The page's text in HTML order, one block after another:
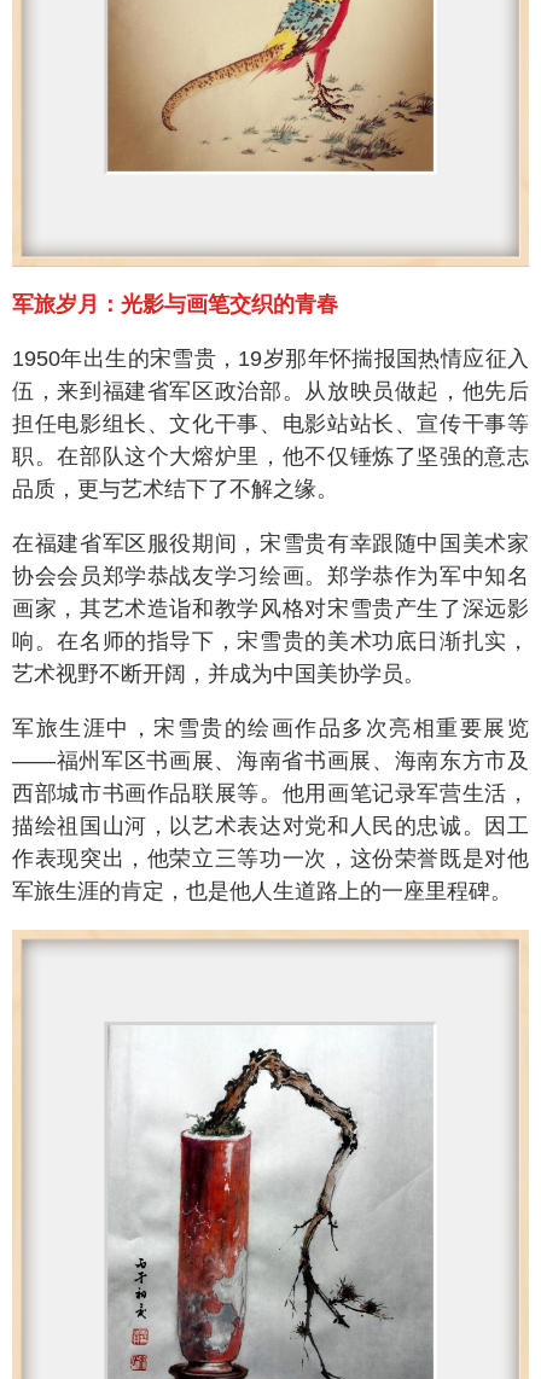
军旅岁月：光影与画笔交织的青春
1950年出生的宋雪贵，19岁那年怀揣报国热情应征入
伍，来到福建省军区政治部。从放映员做起，他先后
担任电影组长、文化干事、电影站站长、宣传干事等
职。在部队这个大熔炉里，他不仅锤炼了坚强的意志
品质，更与艺术结下了不解之缘。
在福建省军区服役期间，宋雪贵有幸跟随中国美术家
协会会员郑学恭战友学习绘画。郑学恭作为军中知名
画家，其艺术造诣和教学风格对宋雪贵产生了深远影
响。在名师的指导下，宋雪贵的美术功底日渐扎实，
艺术视野不断开阔，并成为中国美协学员。
军旅生涯中，宋雪贵的绘画作品多次亮相重要展览
——福州军区书画展、海南省书画展、海南东方市及
西部城市书画作品联展等。他用画笔记录军营生活，
描绘祖国山河，以艺术表达对党和人民的忠诚。因工
作表现突出，他荣立三等功一次，这份荣誉既是对他
军旅生涯的肯定，也是他人生道路上的一座里程碑。